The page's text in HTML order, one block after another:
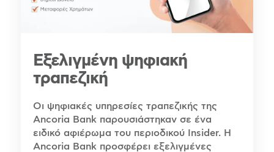
Εξελιγμένη ψηφιακή
τραπεζική
Οι ψηφιακές υπηρεσίες τραπεζικής της
Ancoria Bank παρουσιάστηκαν σε ένα
ειδικό αφιέρωμα του περιοδικού Insider. Η
Ancoria Bank προσφέρει εξελιγμένες